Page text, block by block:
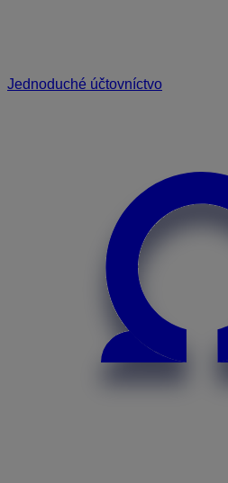
Jednoduché účtovníctvo